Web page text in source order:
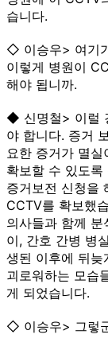
습니다.
◇ 이승우> 여기
이렇게 병원이
해야 됩니까.
◆ 신명철> 이럴
야 합니다. 증거
요한 증거가 멸
확보할 수 있도
증거보전 신청을
CCTV를 확보했
의사들과 함께
이, 간호 간병 병
생된 이후에 뒤늦
괴로워하는 모습
게 되었습니다.
◇ 이승우> 그렇